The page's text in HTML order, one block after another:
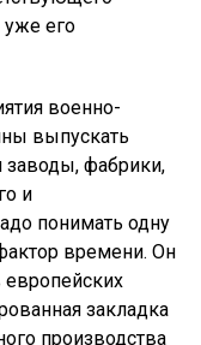
уже его
военно-
выпускать
заводы, фабрики,
и
понимать одну
времени. Он
европейских
закладка
производства